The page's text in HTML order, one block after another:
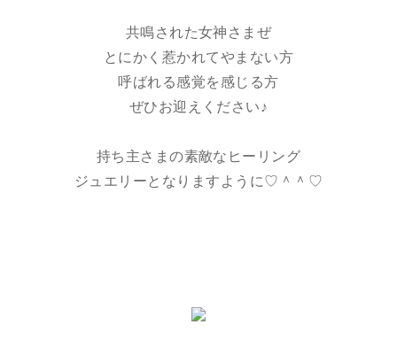
共鳴された女神さまぜ
とにかく惹かれてやまない方
呼ばれる感覚を感じる方
ぜひお迎えください♪
持ち主さまの素敵なヒーリング
ジュエリーとなりますように♡＾＾♡